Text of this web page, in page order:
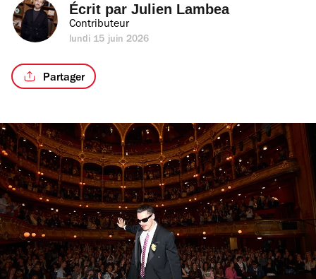
Écrit par Julien Lambea
Contributeur
lundi 15 juin 2026
Partager